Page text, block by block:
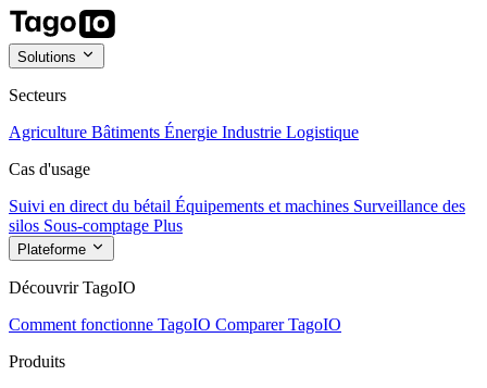
Solutions
Secteurs
Agriculture Bâtiments Énergie Industrie Logistique
Cas d'usage
Suivi en direct du bétail Équipements et machines Surveillance des
silos Sous-comptage Plus
Plateforme
Découvrir TagoIO
Comment fonctionne TagoIO Comparer TagoIO
Produits